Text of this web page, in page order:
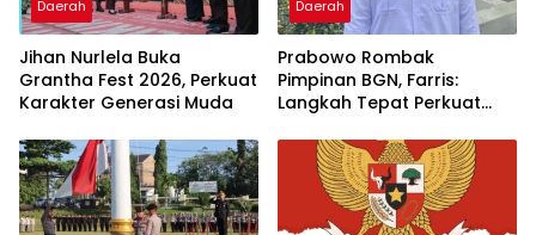
Daerah
Jihan Nurlela Buka
Grantha Fest 2026, Perkuat
Karakter Generasi Muda
Daerah
Prabowo Rombak
Pimpinan BGN, Farris:
Langkah Tepat Perkuat